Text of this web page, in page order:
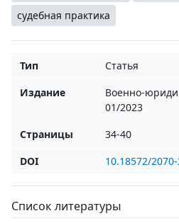
судебная практика
Тип
Статья
Издание
Военно-
01/2023
Страницы
34-40
DOI
10.18572/
Список литературы